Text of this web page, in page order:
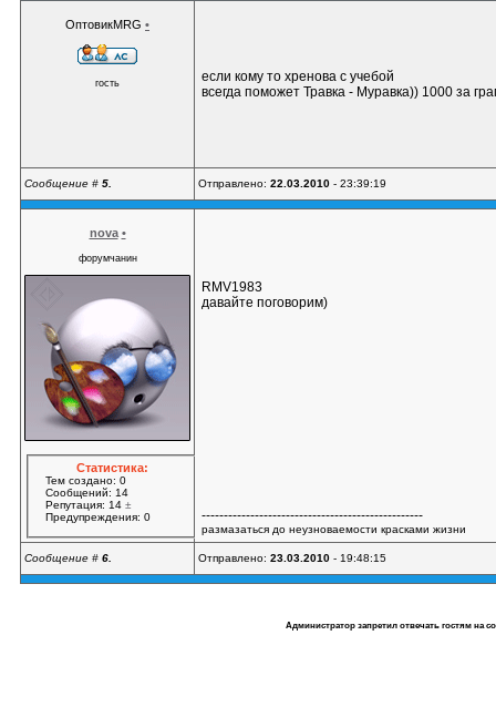
ОптовикМRG •
гость
если кому то хренова с учебой
всегда поможет Травка - Муравка)) 1000 за
Сообщение # 5. Отправлено: 22.03.2010 - 23:39:19
nova •
форумчанин
Статистика:
Тем создано: 0
Сообщений: 14
Репутация: 14±
Предупреждения: 0
RMV1983
давайте поговорим)
--------------------------------------------------
размазаться до неузноваемости красками жизни
Сообщение # 6. Отправлено: 23.03.2010 - 19:48:15
Администратор запретил отвечать гостям на